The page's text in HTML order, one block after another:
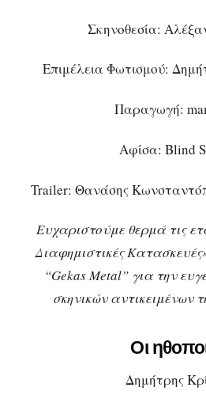
Σκηνοθεσία:
Επιμέλεια Φωτισμού:
Παραγωγή:
Αφίσα: Blind
Trailer: Θανάσης
Ευχαριστούμε θερμά τις
Διαφημιστικές
“GekasMetal” για την
σκηνικών αντικειμένων
Οι
Δημήτρης